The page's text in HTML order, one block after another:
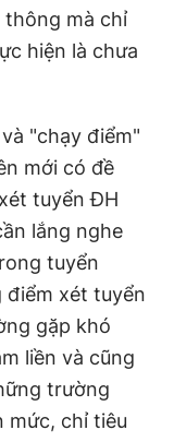
mà chỉ
hiện là chưa
"chạy điểm"
mới có đề
tuyển ĐH
lắng nghe
tuyển
điểm xét tuyển
gặp khó
liền và cũng
trường
mức, chỉ tiêu